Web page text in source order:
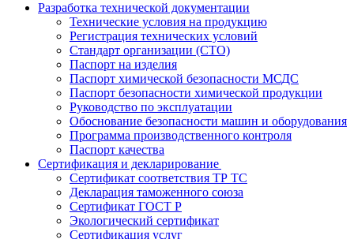
Разработка технической документации
Технические условия на продукцию
Регистрация технических условий
Стандарт организации (СТО)
Паспорт на изделия
Паспорт химической безопасности МСДС
Паспорт безопасности химической продукции
Руководство по эксплуатации
Обоснование безопасности машин и оборудования
Программа производственного контроля
Паспорт качества
Сертификация и декларирование
Сертификат соответствия ТР ТС
Декларация таможенного союза
Сертификат ГОСТ Р
Экологический сертификат
Сертификация услуг